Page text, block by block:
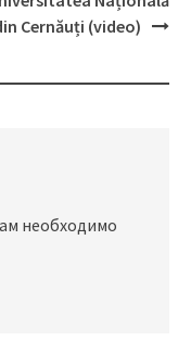
Cernăuți (video)
необходимо